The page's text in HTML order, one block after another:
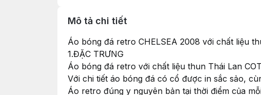
Mô tả chi tiết
Áo bóng đá retro CHELSEA 2008 với chất liệu
1.ĐẶC TRƯNG
Áo bóng đá retro với chất liệu thun Thái Lan
Với chi tiết áo bóng đá có cổ được in sắc sảo,
Áo retro đúng y nguyên bản tại thời điểm của